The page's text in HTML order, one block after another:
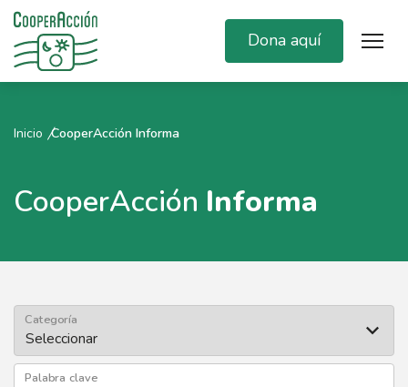
Dona aquí
Inicio CooperAcción Informa
CooperAcción Informa
Categoría
Palabra clave